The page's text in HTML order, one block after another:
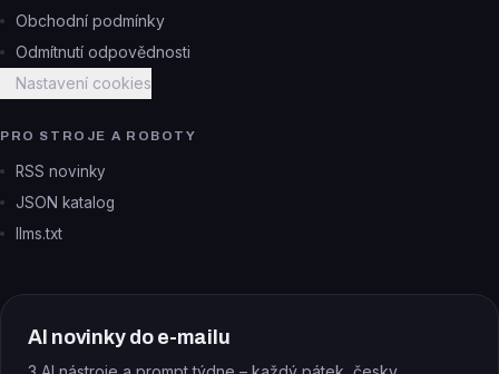
Obchodní podmínky
Odmítnutí odpovědnosti
Nastavení cookies
PRO STROJE A ROBOTY
RSS novinky
JSON katalog
llms.txt
AI novinky do e-mailu